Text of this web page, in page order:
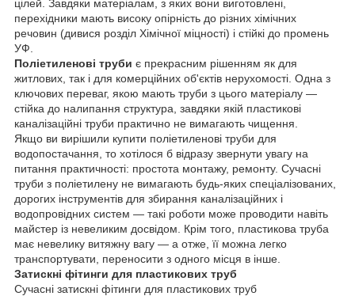
цілей. Завдяки матеріалам, з яких вони виготовлені,
перехідники мають високу опірність до різних хімічних
речовин (дивися розділ Хімічної міцності) і стійкі до промень
УФ.
Поліетиленові труби є прекрасним рішенням як для
житлових, так і для комерційних об'єктів нерухомості. Одна з
ключових переваг, якою мають труби з цього матеріалу —
стійка до налипання структура, завдяки якій пластикові
каналізаційні труби практично не вимагають чищення.
Якщо ви вирішили купити поліетиленові труби для
водопостачання, то хотілося б відразу звернути увагу на
питання практичності: простота монтажу, ремонту. Сучасні
труби з поліетилену не вимагають будь-яких спеціалізованих,
дорогих інструментів для збирання каналізаційних і
водопровідних систем — такі роботи може проводити навіть
майстер із невеликим досвідом. Крім того, пластикова труба
має невелику витяжну вагу — а отже, її можна легко
транспортувати, переносити з одного місця в інше.
Затискні фітинги для пластикових труб
Сучасні затискні фітинги для пластикових труб